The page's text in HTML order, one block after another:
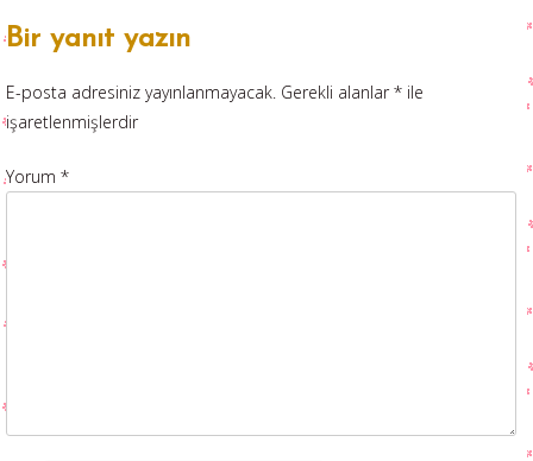
Bir yanıt yazın
E-posta adresiniz yayınlanmayacak. Gerekli alanlar* ile
işaretlenmişlerdir
Yorum *